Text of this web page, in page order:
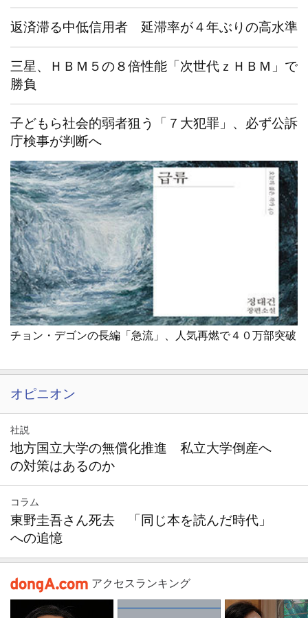
返済滞る中低信用者 延滞率が４年ぶりの高水準
三星、ＨＢＭ５の８倍性能「次世代ｚＨＢＭ」で
勝負
子どもら社会的弱者狙う「７大犯罪」、必ず公訴
庁検事が判断へ
チョン・デゴンの長編「急流」、人気再燃で４０万部突破
オピニオン
社説
地方国立大学の無償化推進 私立大学倒産へ
の対策はあるのか
コラム
東野圭吾さん死去 「同じ本を読んだ時代」
への追憶
アクセスランキング